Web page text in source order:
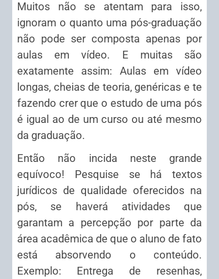
Muitos não se atentam para isso,
ignoram o quanto uma pós-graduação
não pode ser composta apenas por
aulas em vídeo. E muitas são
exatamente assim: Aulas em vídeo
longas, cheias de teoria, genéricas e te
fazendo crer que o estudo de uma pós
é igual ao de um curso ou até mesmo
da graduação.
Então não incida neste grande
equívoco! Pesquise se há textos
jurídicos de qualidade oferecidos na
pós, se haverá atividades que
garantam a percepção por parte da
área acadêmica de que o aluno de fato
está absorvendo o conteúdo.
Exemplo: Entrega de resenhas,